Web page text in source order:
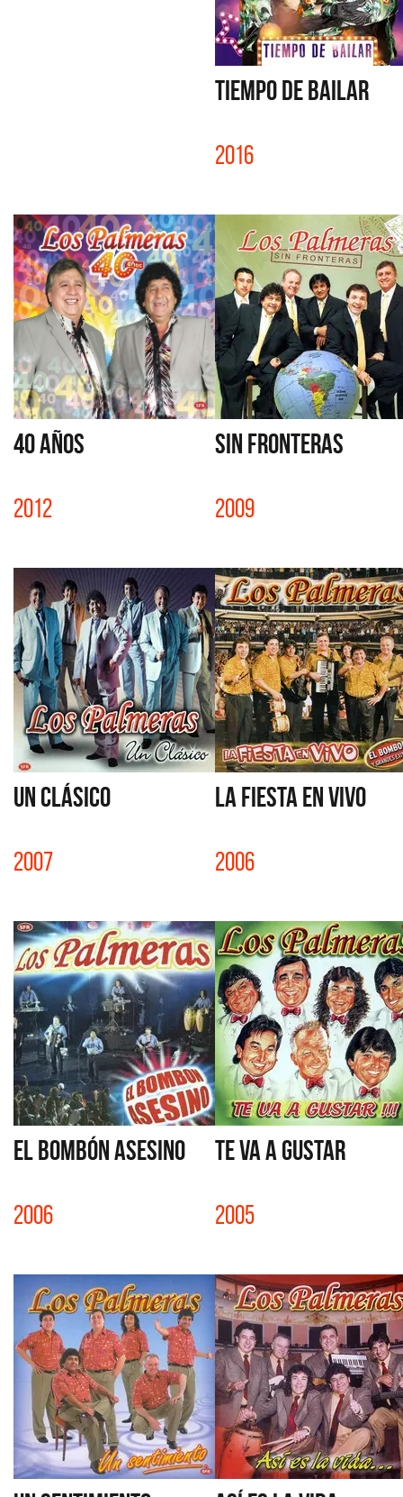
TIEMPO DE BAILAR
2016
40 AÑOS
2012
SIN FRONTERAS
2009
UN CLÁSICO
2007
LA FIESTA EN VIVO
2006
EL BOMBÓN ASESINO
2006
TE VA A GUSTAR
2005